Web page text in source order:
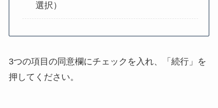
選択）
3つの項目の同意欄にチェックを入れ、「続行」を
押してください。